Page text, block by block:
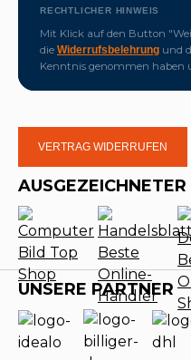
RECHTLICHER HINWEIS
Mit Klick auf den Button
die Widerrufsbelehrung und
Kenntnis genommen haben
VERTRAG WIDERRUFEN
UNSERE PARTNER